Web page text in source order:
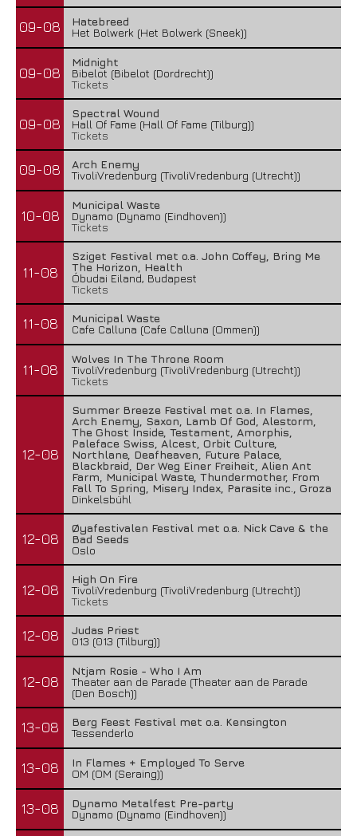
09-08
Hatebreed
Het Bolwerk (Het Bolwerk (Sneek))
09-08
Midnight
Bibelot (Bibelot (Dordrecht))
Tickets
09-08
Spectral Wound
Hall Of Fame (Hall Of Fame (Tilburg))
Tickets
09-08
Arch Enemy
TivoliVredenburg (TivoliVredenburg (Utrecht))
10-08
Municipal Waste
Dynamo (Dynamo (Eindhoven))
Tickets
11-08
Sziget Festival met o.a. John Coffey, Bring Me
The Horizon, Health
Óbudai Eiland, Budapest
Tickets
11-08
Municipal Waste
Cafe Calluna (Cafe Calluna (Ommen))
11-08
Wolves In The Throne Room
TivoliVredenburg (TivoliVredenburg (Utrecht))
Tickets
12-08
Summer Breeze Festival met o.a. In Flames,
Arch Enemy, Saxon, Lamb Of God, Alestorm,
The Ghost Inside, Testament, Amorphis,
Paleface Swiss, Alcest, Orbit Culture,
Northlane, Deafheaven, Future Palace,
Blackbraid, Der Weg Einer Freiheit, Alien Ant
Farm, Municipal Waste, Thundermother, From
Fall To Spring, Misery Index, Parasite inc., Groza
Dinkelsbühl
12-08
Øyafestivalen Festival met o.a. Nick Cave & the
Bad Seeds
Oslo
12-08
High On Fire
TivoliVredenburg (TivoliVredenburg (Utrecht))
Tickets
12-08
Judas Priest
013 (013 (Tilburg))
12-08
Ntjam Rosie - Who I Am
Theater aan de Parade (Theater aan de Parade
(Den Bosch))
13-08
Berg Feest Festival met o.a. Kensington
Tessenderlo
13-08
In Flames + Employed To Serve
OM (OM (Seraing))
13-08
Dynamo Metalfest Pre-party
Dynamo (Dynamo (Eindhoven))